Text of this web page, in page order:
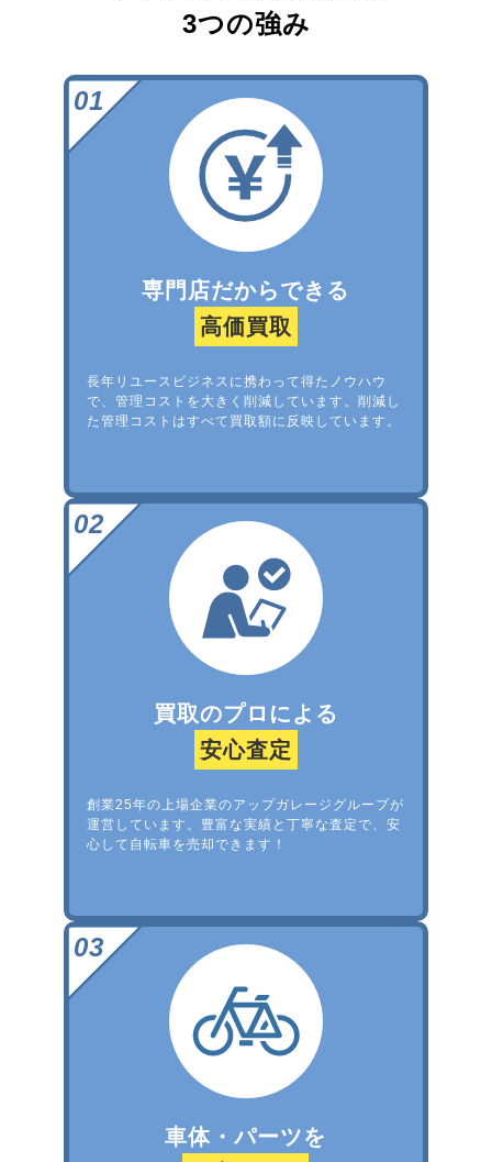
3つの強み
専門店だからできる
高価買取
長年リユースビジネスに携わって得たノウハウ
で、管理コストを大きく削減しています。削減し
た管理コストはすべて買取額に反映しています。
買取のプロによる
安心査定
創業25年の上場企業のアップガレージグループが
運営しています。豊富な実績と丁寧な査定で、安
心して自転車を売却できます！
車体・パーツを